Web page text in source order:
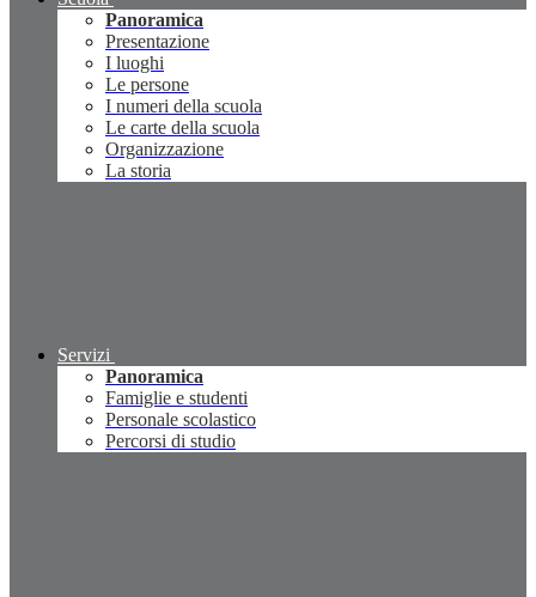
Panoramica
Presentazione
I luoghi
Le persone
I numeri della scuola
Le carte della scuola
Organizzazione
La storia
Servizi
Panoramica
Famiglie e studenti
Personale scolastico
Percorsi di studio